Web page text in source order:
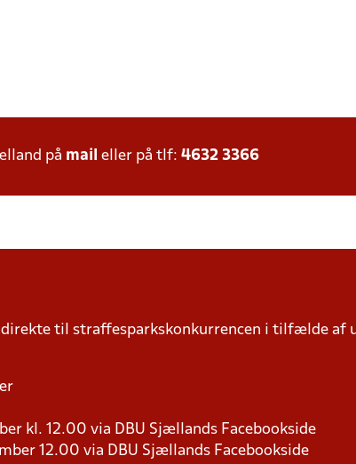
på mail eller på tlf: 4632 3366
til straffesparkskonkurrencen i tilfælde af
kl. 12.00 via DBU Sjællands Facebookside
12.00 via DBU Sjællands Facebookside